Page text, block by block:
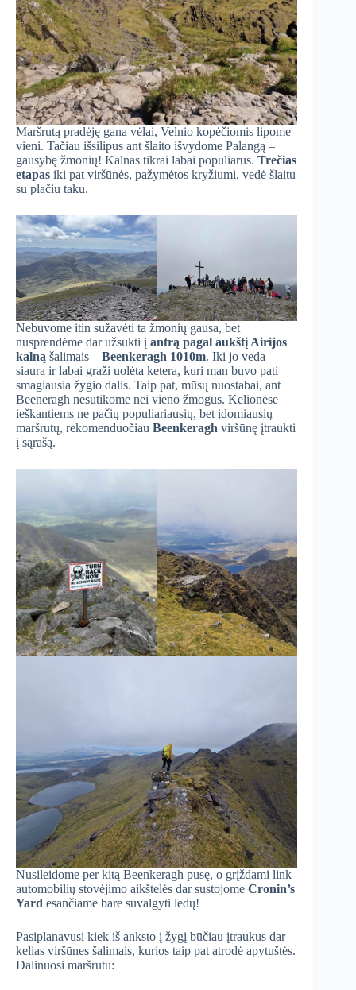
Maršrutą pradėję gana vėlai, Velnio kopėčiomis lipome
vieni. Tačiau išsilipus ant šlaito išvydome Palangą –
gausybę žmonių! Kalnas tikrai labai populiarus. Trečias
etapas iki pat viršūnės, pažymėtos kryžiumi, vedė šlaitu
su plačiu taku.
Nebuvome itin sužavėti ta žmonių gausa, bet
nusprendėme dar užsukti į antrą pagal aukštį Airijos
kalną šalimais – Beenkeragh 1010m. Iki jo veda
siaura ir labai graži uolėta ketera, kuri man buvo pati
smagiausia žygio dalis. Taip pat, mūsų nuostabai, ant
Beeneragh nesutikome nei vieno žmogus. Kelionėse
ieškantiems ne pačių populiariausių, bet įdomiausių
maršrutų, rekomenduočiau Beenkeragh viršūnę įtraukti
į sąrašą.
Nusileidome per kitą Beenkeragh pusę, o grįždami link
automobilių stovėjimo aikštelės dar sustojome Cronin’s
Yard esančiame bare suvalgyti ledų!
Pasiplanavusi kiek iš anksto į žygį būčiau įtraukus dar
kelias viršūnes šalimais, kurios taip pat atrodė apytuštės.
Dalinuosi maršrutu: